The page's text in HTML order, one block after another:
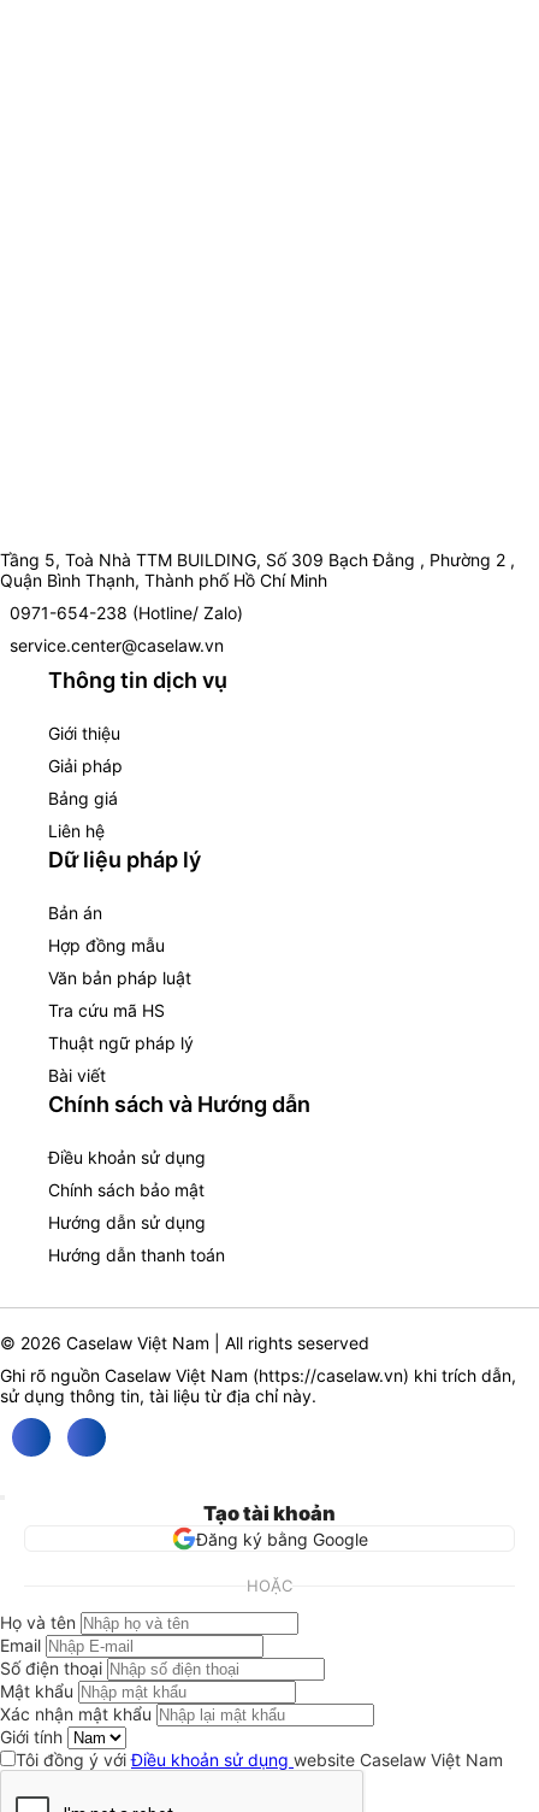
Tầng 5, Toà Nhà TTM BUILDING, Số 309 Bạch Đằng , Phường 2 ,
Quận Bình Thạnh, Thành phố Hồ Chí Minh
0971-654-238 (Hotline/ Zalo)
service.center@caselaw.vn
Thông tin dịch vụ
Giới thiệu
Giải pháp
Bảng giá
Liên hệ
Dữ liệu pháp lý
Bản án
Hợp đồng mẫu
Văn bản pháp luật
Tra cứu mã HS
Thuật ngữ pháp lý
Bài viết
Chính sách và Hướng dẫn
Điều khoản sử dụng
Chính sách bảo mật
Hướng dẫn sử dụng
Hướng dẫn thanh toán
© 2026 Caselaw Việt Nam | All rights seserved
Ghi rõ nguồn Caselaw Việt Nam (https://caselaw.vn) khi trích dẫn,
sử dụng thông tin, tài liệu từ địa chỉ này.
Tạo tài khoản
Đăng ký bằng Google
HOẶC
Họ và tên
Email
Số điện thoại
Mật khẩu
Xác nhận mật khẩu
Giới tính
Tôi đồng ý vớiĐiều khoản sử dụng website Caselaw Việt Nam